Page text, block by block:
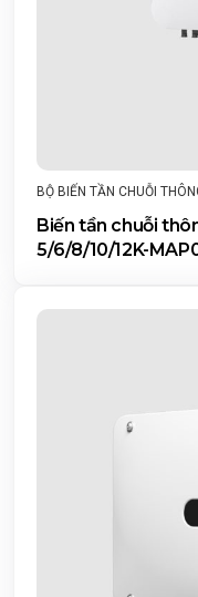
BỘ BIẾN TẦN CHUỖI
Biến tần chuỗi
5/6/8/10/12K-